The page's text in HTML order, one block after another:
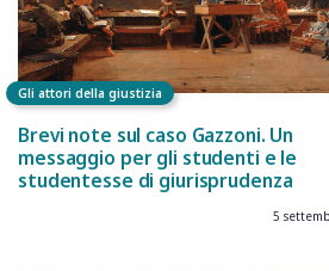
Gli attori della giustizia
Brevi note sul caso Gazzoni. Un
messaggio per gli studenti e le
studentesse di giurisprudenza
5